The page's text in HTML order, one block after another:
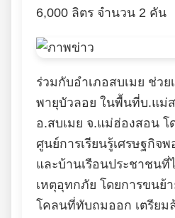
6,000 ลิตร จำนวน 2 คัน
ร่วมกับอำเภอสบเมย ช่ว
พายุบัวลอย ในพื้นที่บ.แม่
อ.สบเมย จ.แม่ฮ่องสอน โ
ศูนย์การเรียนรู้เศรษฐกิจ
และบ้านเรือนประชาชนที่
เหตุอุทกภัย โดยการขนย้
โคลนที่ทับถมออก เตรียม